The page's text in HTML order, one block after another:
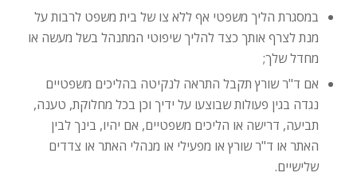
במסגרת הליך משפטי אף ללא צו של בית משפט לרבות על
מנת לצרף אותך כצד להליך שיפוטי המתנהל בשל מעשה או
מחדל שלך;
אם ד"ר שורץ תקבל התראה לנקיטה בהליכים משפטיים
נגדה בגין פעולות שבוצעו על ידיך וכן בכל מחלוקת, טענה,
תביעה, דרישה או הליכים משפטיים, אם יהיו, בינך לבין
האתר או ד"ר שורץ או מפעילי או מנהלי האתר או צדדים
שלישיים.